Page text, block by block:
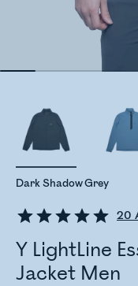
20
Y LightLine
Jacket Men
Dark Shadow Grey